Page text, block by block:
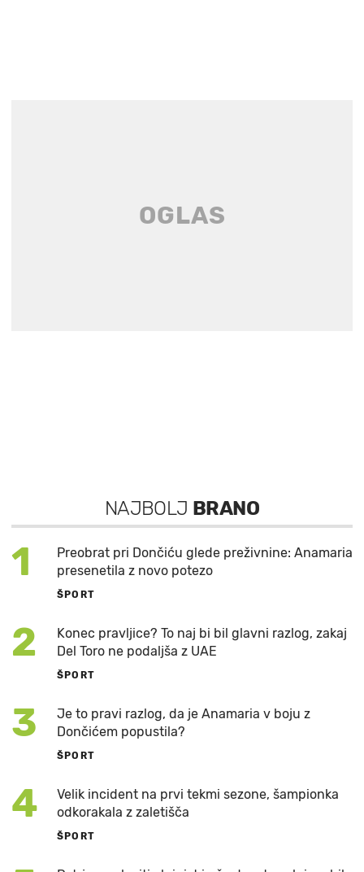
NAJBOLJ BRANO
1
Preobrat pri Dončiću glede preživnine: Anamaria
presenetila z novo potezo
ŠPORT
2
Konec pravljice? To naj bi bil glavni razlog, zakaj
Del Toro ne podaljša z UAE
ŠPORT
3
Je to pravi razlog, da je Anamaria v boju z
Dončićem popustila?
ŠPORT
4
Velik incident na prvi tekmi sezone, šampionka
odkorakala z zaletišča
ŠPORT